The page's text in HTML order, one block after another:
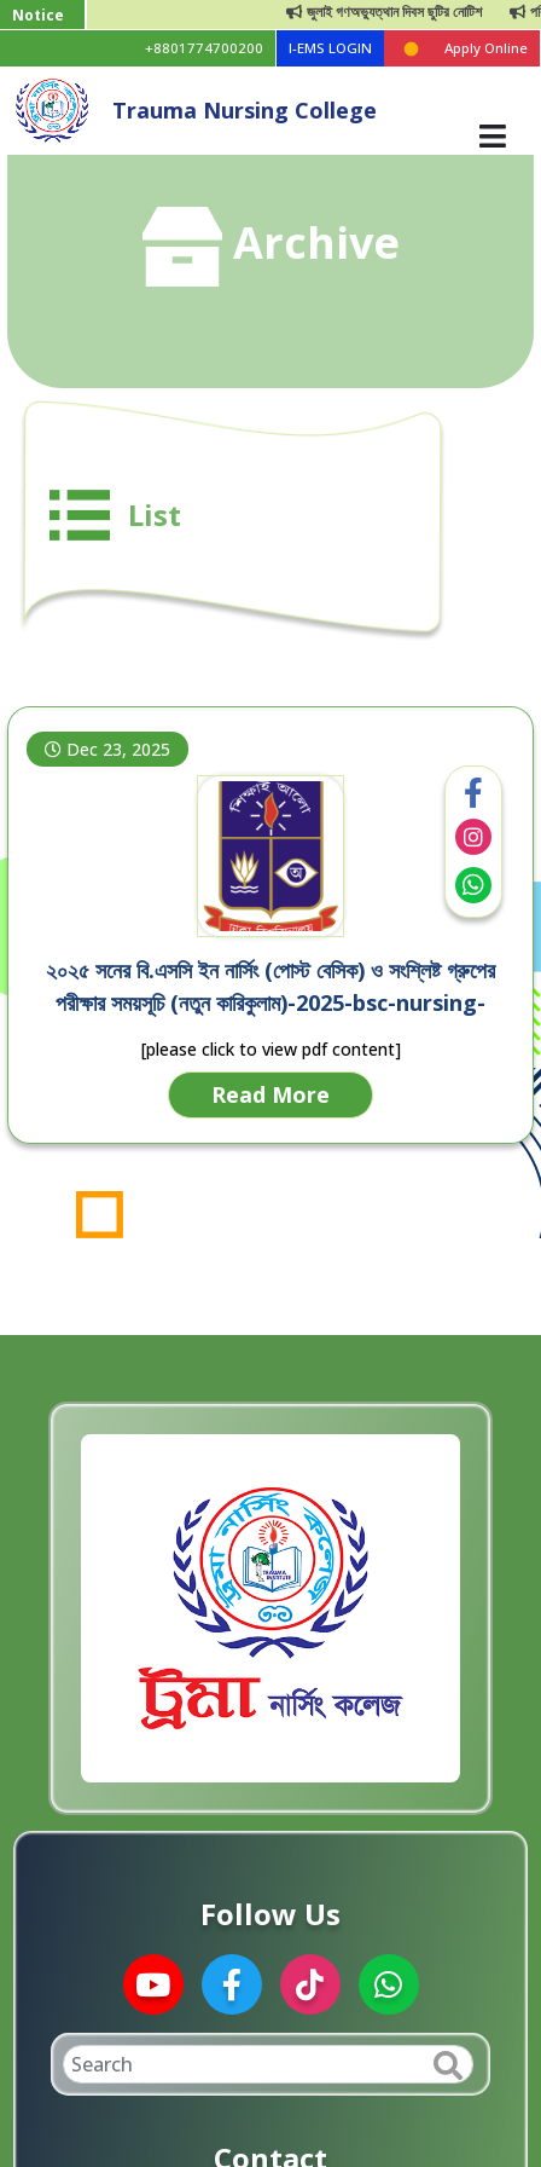
Notice জুলাই গণঅভ্যুত্থান দিবস ছুটির নোটিশ
+8801774700200 I-EMS LOGIN Apply Online
Trauma Nursing College
Archive
List
Dec 23, 2025
২০২৫ সনের বি.এসসি ইন নার্সিং (পোস্ট বেসিক) ও সংশ্লিষ্ট গ্রুপের
পরীক্ষার সময়সূচি (নতুন কারিকুলাম)-2025-bsc-nursing-
[please click to view pdf content]
Read More
Follow Us
Contact